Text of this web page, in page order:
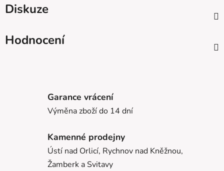
Diskuze
Hodnocení
Garance vrácení
Výměna zboží do 14 dní
Kamenné prodejny
Ústí nad Orlicí, Rychnov nad Kněžnou,
Žamberk a Svitavy